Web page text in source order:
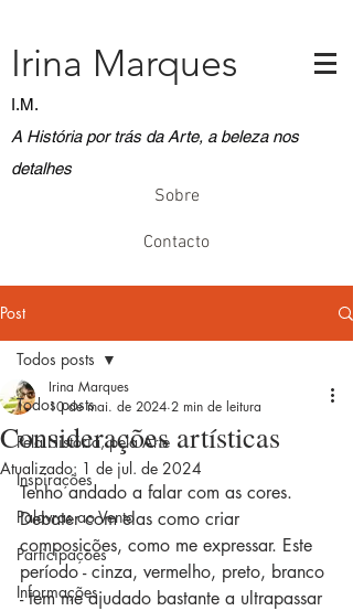
A História por trás da Arte, a beleza nos
detalhes
Irina Marques
I.M.
Sobre
Contacto
Post
Todos posts
Pela História, pela Arte
Inspirações
Palavras ao Vento
Participações
Informações
Todos posts
Considerações artísticas
Irina Marques
10 de mai. de 2024 2 min de leitura
Atualizado: 1 de jul. de 2024
Tenho andado a falar com as cores.
Debater com elas como criar
composições, como me expressar. Este
período - cinza, vermelho, preto, branco
- tem me ajudado bastante a ultrapassar